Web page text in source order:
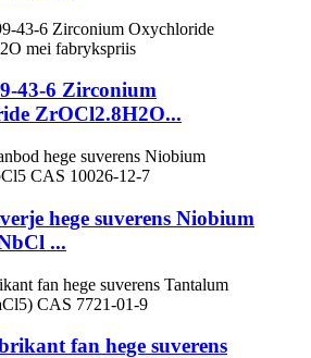
43-6 Zirconium
ZrOCl2.8H2O...
hege suverens Niobium
...
fan hege suverens